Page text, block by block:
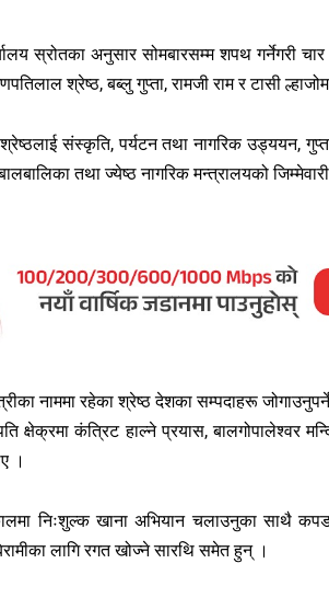
स्रोतका अनुसार सोमबारसम्म शपथ गर्नेगरी
श्रेष्ठ, बब्लु गुप्ता, रामजी राम र टासी
संस्कृति, पर्यटन तथा नागरिक उड्ययन,
तथा ज्येष्ठ नागरिक मन्त्रालयको
नाममा रहेका श्रेष्ठ देशका सम्पदाहरू
क्षेक्रमा कंत्रिट हाल्ने प्रयास, बालगोपालेश्वर
।
निःशुल्क खाना अभियान चलाउनुका साथै
लागि रगत खोज्ने सारथि समेत हुन् ।